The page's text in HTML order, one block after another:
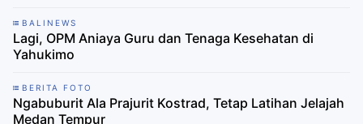
BALINEWS
Lagi, OPM Aniaya Guru dan Tenaga Kesehatan di
Yahukimo
BERITA FOTO
Ngabuburit Ala Prajurit Kostrad, Tetap Latihan Jelajah
Medan Tempur